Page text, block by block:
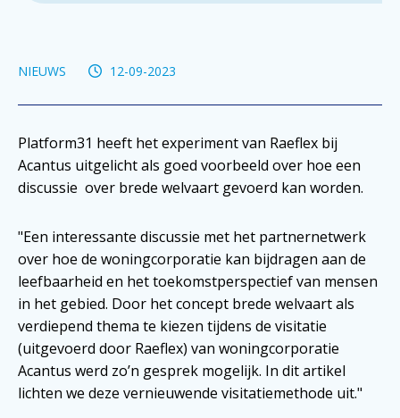
NIEUWS 12-09-2023
Platform31 heeft het experiment van Raeflex bij
Acantus uitgelicht als goed voorbeeld over hoe een
discussie over brede welvaart gevoerd kan worden.
"Een interessante discussie met het partnernetwerk
over hoe de woningcorporatie kan bijdragen aan de
leefbaarheid en het toekomstperspectief van mensen
in het gebied. Door het concept brede welvaart als
verdiepend thema te kiezen tijdens de visitatie
(uitgevoerd door Raeflex) van woningcorporatie
Acantus werd zo’n gesprek mogelijk. In dit artikel
lichten we deze vernieuwende visitatiemethode uit."